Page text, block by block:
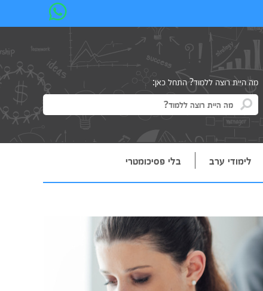
מה היית רוצה ללמוד? התחל כאן:
לימודי ערב בלי פסיכומטרי